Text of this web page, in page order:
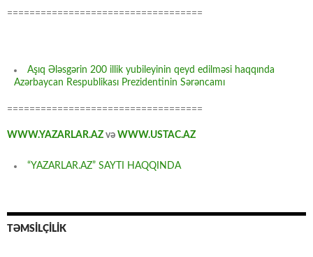
===================================
Aşıq Ələsgərin 200 illik yubileyinin qeyd edilməsi haqqında
Azərbaycan Respublikası Prezidentinin Sərəncamı
===================================
WWW.YAZARLAR.AZ və WWW.USTAC.AZ
“YAZARLAR.AZ” SAYTI HAQQINDA
TƏMSİLÇİLİK